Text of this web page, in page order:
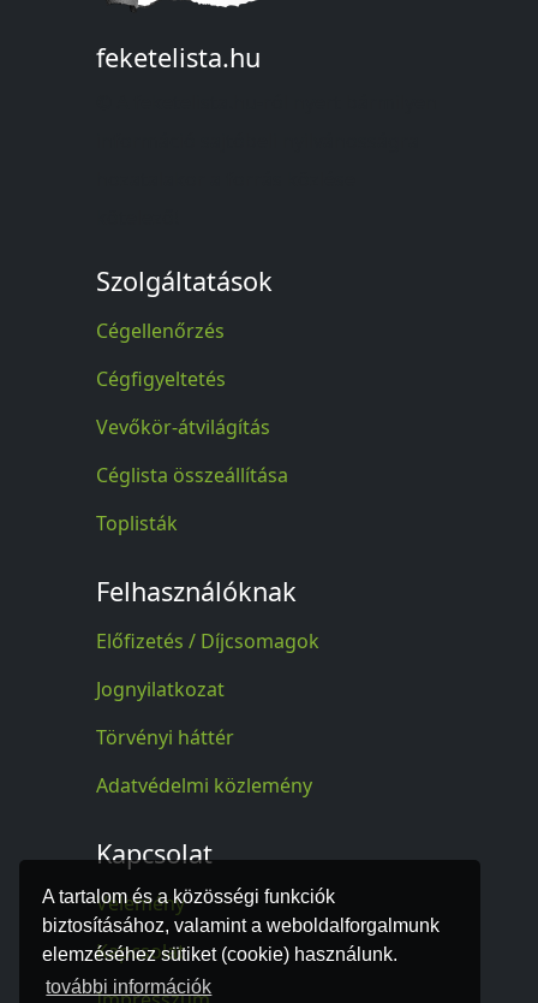
A tartalom és a közösségi funkciók
biztosításához, valamint a weboldalforgalmunk
elemzéséhez sütiket (cookie) használunk.
további információk
feketelista.hu
Szolgáltatások
Cégellenőrzés
Cégfigyeltetés
Vevőkör-átvilágítás
Céglista összeállítása
Toplisták
Felhasználóknak
Előfizetés / Díjcsomagok
Jognyilatkozat
Törvényi háttér
Adatvédelmi közlemény
Kapcsolat
Vélemény
Kapcsolat